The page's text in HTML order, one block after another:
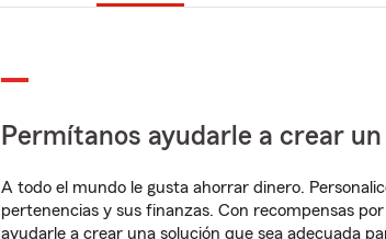
Permítanos ayudarle a crear
A todo el mundo le gusta ahorrar dinero.
pertenencias y sus finanzas. Con recompensas
ayudarle a crear una solución que sea adecuada